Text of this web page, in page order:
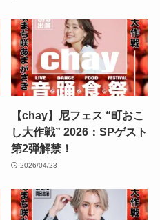
【chay】尼フェス “町おこ
し大作戦” 2026：SPゲスト
第2弾解禁！
2026/04/23